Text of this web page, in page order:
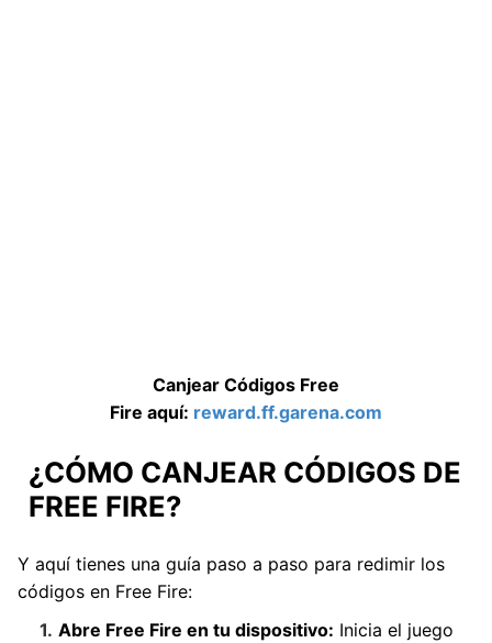
Canjear Códigos Free
Fire aquí: reward.ff.garena.com
¿CÓMO CANJEAR CÓDIGOS DE
FREE FIRE?
Y aquí tienes una guía paso a paso para redimir los
códigos en Free Fire:
Abre Free Fire en tu dispositivo: Inicia el juego